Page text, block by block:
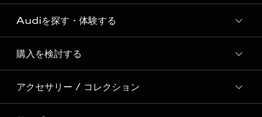
Audi ブランド
Story of Progress
Audi Sport
Formula 1®
Audiを探す・体験する
ディーラー検索
新車在庫検索
試乗車・展示車検索
購入を検討する
モデル一覧
特別仕様モデル / 限定モデル
アクセサリー / コレクション